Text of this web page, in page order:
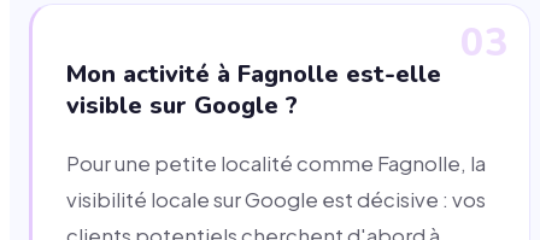
03
Mon activité à Fagnolle est-elle
visible sur Google ?
Pour une petite localité comme Fagnolle, la
visibilité locale sur Google est décisive : vos